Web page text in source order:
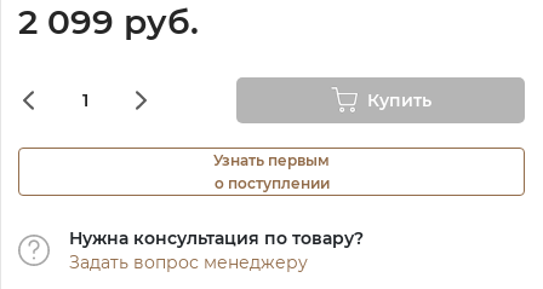
2 099 руб.
Купить
Узнать первым
о поступлении
Нужна консультация по товару?
Задать вопрос менеджеру